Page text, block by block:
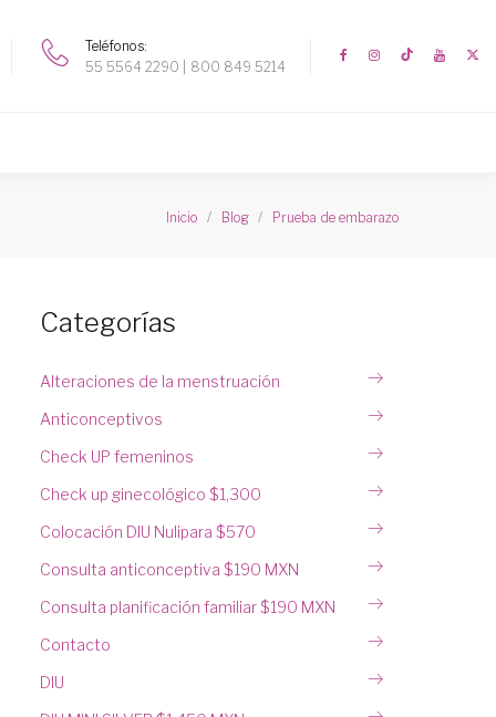
Teléfonos
55 5564 2290
800 849 5214
Inicio Blog Prueba de embarazo
Categorías
Alteraciones de la menstruación
Anticonceptivos
Check UP femeninos
Check up ginecológico $1,300
Colocación DIU Nulipara $570
Consulta anticonceptiva $190 MXN
Consulta planificación familiar $190 MXN
Contacto
DIU